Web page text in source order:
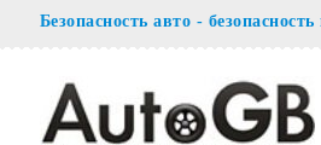
Безопасность авто -